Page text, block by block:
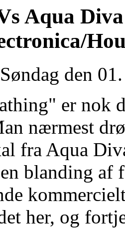
Aqua
den
er nok
nærmest
fra Aqua
blanding af
her, og